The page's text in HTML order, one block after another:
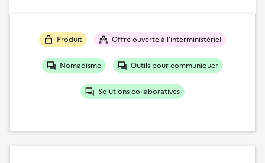
Produit Offre ouverte à l’interministériel
Nomadisme Outils pour communiquer
Solutions collaboratives